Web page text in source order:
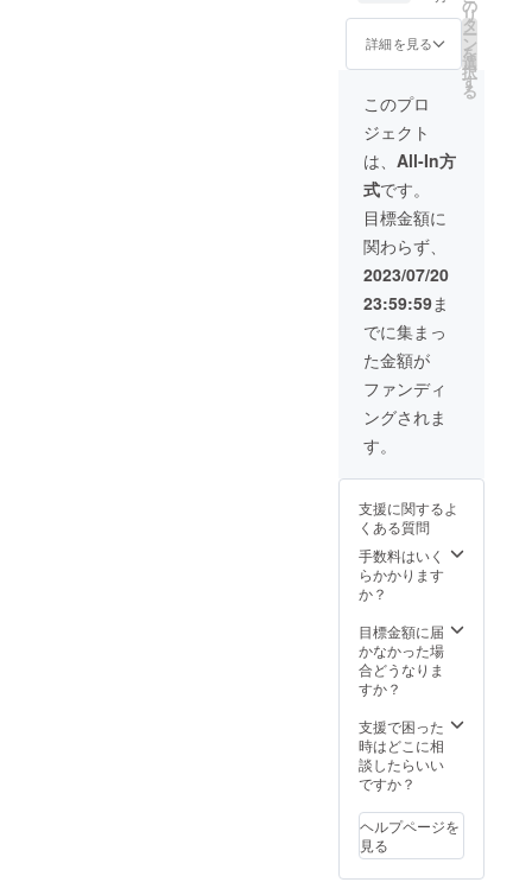
のレ
ポート
枚数と
スをお
知らせ
せ。 ※
大会の
結果報
告は、
PDF
データ
に１試
合分の
結果を
まとめ
たレ
ポート
１枚（A
４サイ
ズ） ※
試合の
内容に
より写
わりま
す。
（１試
合につ
き２〜
５枚程
メント
のた
め、試
ポート
枚数と
なりま
す。
合の状
況がわ
かる写
真付き
で、感
謝の気
持ちを
込め
て、ご
報告し
ます。
さら
に、選
手から
お礼の
お手紙
（選手
全員の
メッ
セー
ジ）を
郵送に
せてい
ます。
（お届
けは８
月下旬
予定）
は８月
中旬に
メール
にて行
す。
メール
アドレ
スとお
手紙の
送付先
ご住所
をお知
詳細を見る
の
リ
タ
ー
ン
を
選
択
す
る
このプロ
ジェクト
は、 All-In方
式です。
目標金額に
関わらず、
2023/07/20
23:59:59ま
でに集まっ
た金額が
ファンディ
ングされま
す。
支援に関するよ
くある質問
手数料はいく
らかかります
か？
目標金額に届
かなかった場
合どうなりま
すか？
支援で困った
時はどこに相
談したらいい
ですか？
ヘルプページを
見る